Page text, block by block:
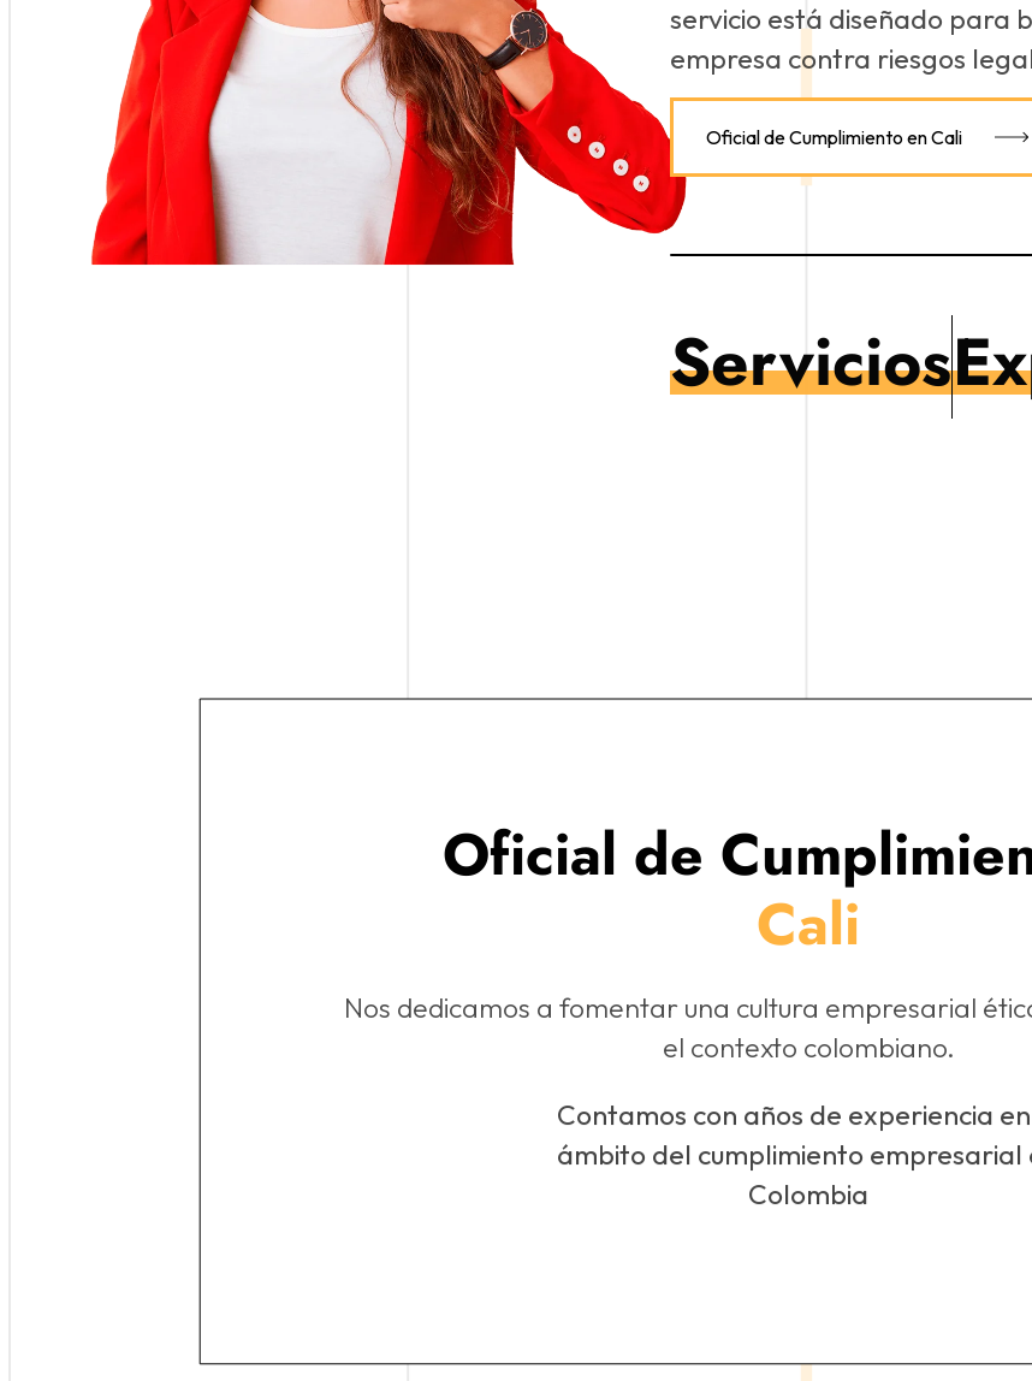
servicio está diseñado para
empresa contra riesgos
Oficial de Cumplimiento en Cali
Servicios
Oficial de
Cali
Nos dedicamos a fomentar una cultura empresarial
el contexto colombiano.
Contamos con años de experiencia
ámbito del cumplimiento empresarial
Colombia